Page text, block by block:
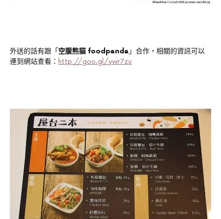
外送的話有跟「 空腹熊貓 foodpanda 」合作，相關的資訊可以
連到網站查看： http://goo.gl/ywr7zu